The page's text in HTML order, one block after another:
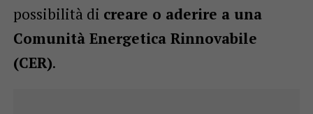
possibilità di creare o aderire a una
Comunità Energetica Rinnovabile
(CER).